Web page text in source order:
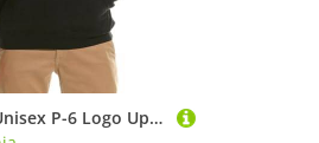
Patagonia Unisex P-6 Logo Uprisal Hoody Pullover, Schwarz, L